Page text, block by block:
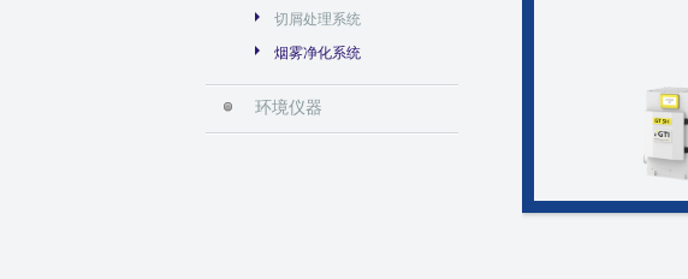
切屑处理系统
烟雾净化系统
环境仪器